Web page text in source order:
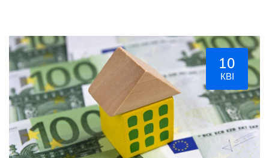
10
КВІ